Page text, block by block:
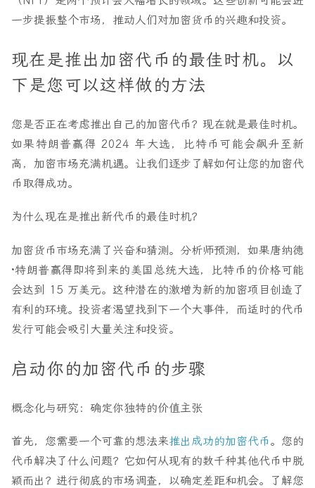
一步提振整个市场，推动人们对加密货币的兴趣和投资。
现在是推出加密代币的最佳时机。以
下是您可以这样做的方法
您是否正在考虑推出自己的加密代币？现在就是最佳时机。
如果特朗普赢得 2024 年大选，比特币可能会飙升至新
高，加密市场充满机遇。让我们逐步了解如何让您的加密代
币取得成功。
为什么现在是推出新代币的最佳时机？
加密货币市场充满了兴奋和猜测。分析师预测，如果唐纳德
·特朗普赢得即将到来的美国总统大选，比特币的价格可能
会达到 15 万美元。这种潜在的激增为新的加密项目创造了
有利的环境。投资者渴望找到下一个大事件，而适时的代币
发行可能会吸引大量关注和投资。
启动你的加密代币的步骤
概念化与研究：确定你独特的价值主张
首先，您需要一个可靠的想法来推出成功的加密代币 。您的
代币解决了什么问题？它如何从现有的数千种其他代币中脱
颖而出？进行彻底的市场调查，以确定差距和机会。了解您